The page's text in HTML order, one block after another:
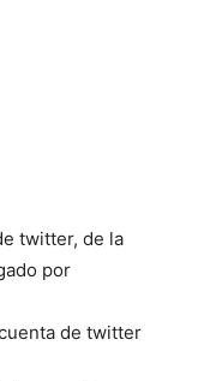
twitter, de la
por
de twitter